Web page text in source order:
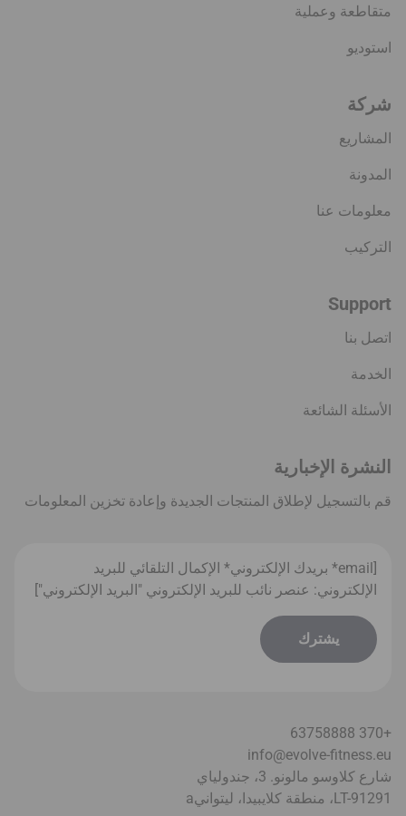
متقاطعة وعملية
استوديو
شركة
المشاريع
المدونة
معلومات عنا
التركيب
Support
اتصل بنا
الخدمة
الأسئلة الشائعة
النشرة الإخبارية
قم بالتسجيل لإطلاق المنتجات الجديدة وإعادة تخزين المعلومات
[email* بريدك الإلكتروني* الإكمال التلقائي للبريد
الإلكتروني: عنصر نائب للبريد الإلكتروني "البريد الإلكتروني"]
+370 63758888
info@evolve-fitness.eu
شارع كلاوسو مالونو. 3، جندولياي
LT-91291، منطقة كلايبيدا، ليتواني
a